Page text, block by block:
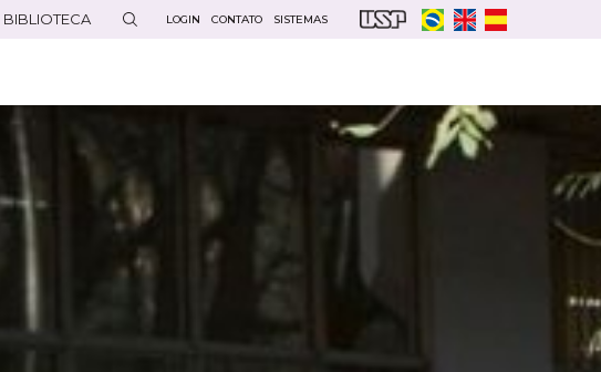
BIBLIOTECA LOGIN CONTATO SISTEMAS